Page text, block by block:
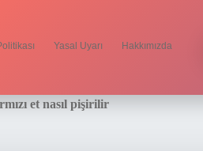
Yasal Uyarı Hakkımızda
et nasıl pişirilir